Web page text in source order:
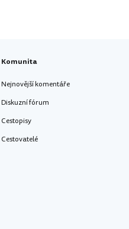
Komunita
Nejnovější komentáře
Diskuzní fórum
Cestopisy
Cestovatelé